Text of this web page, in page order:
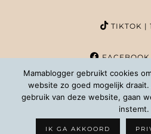
TIKTOK |
FACEBOOK
PINTEREST
Mamablogger gebruikt cookies
website zo goed mogelijk
gebruik van deze website, gaan
instemt.
IK GA AKKOORD